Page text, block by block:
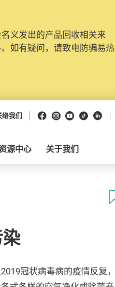
义发出的产品回收相关来
如有疑问，请致电防骗易热
络我们 Facebook
Instagram
Youtube
抖音领英
源中心 关于我们
冠状病毒病的疫情反复，